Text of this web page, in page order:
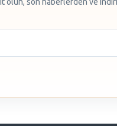
olun, son haberlerden ve